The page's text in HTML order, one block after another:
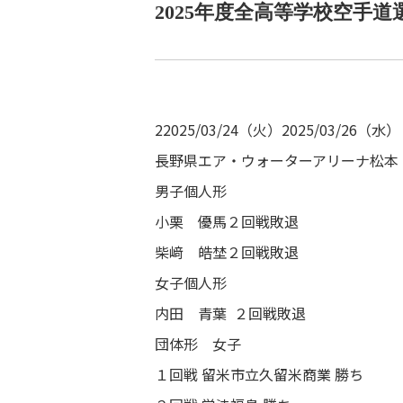
2025年度全高等学校空手道
22025/03/24（火）2025/03/26（水）
長野県エア・ウォーターアリーナ松本
男子個人形
小栗 優馬２回戦敗退
柴﨑 皓埜２回戦敗退
女子個人形
内田 青葉 ２回戦敗退
団体形 女子
１回戦 留米市立久留米商業 勝ち
アクセス
在校生・卒業生向け